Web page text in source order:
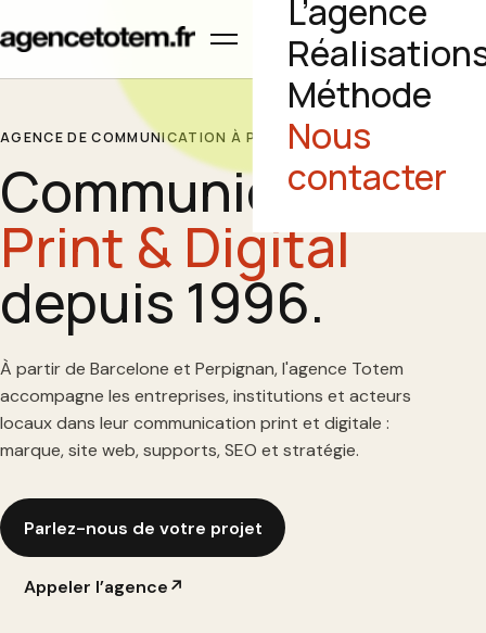
Ouvrir le menu
L’agence
Méthode
Nous
contacter
AGENCE DE COMMUNICATION À PERPIGNAN
Communication
Print & Digital
depuis 1996.
À partir de Barcelone et Perpignan, l'agence Totem
accompagne les entreprises, institutions et acteurs
locaux dans leur communication print et digitale :
marque, site web, supports, SEO et stratégie.
Parlez-nous de votre projet
Appeler l’agence↗